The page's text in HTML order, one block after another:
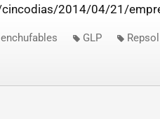
2014/04/21/
GLP Repsol